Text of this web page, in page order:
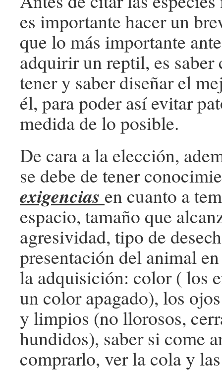
es importante hacer un
que lo más importante
adquirir un reptil, es saber
tener y saber diseñar el
él, para poder así evitar
medida de lo posible.
De cara a la elección,
se debe de tener
exigencias en cuanto a
espacio, tamaño que
agresividad, tipo de
presentación del animal
la adquisición: color ( los
un color apagado), los
y limpios (no llorosos,
hundidos), saber si come
comprarlo, ver la cola y